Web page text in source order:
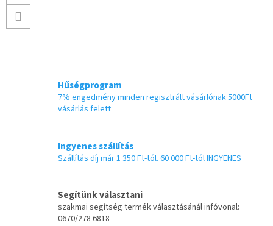
Hűségprogram
7% engedmény minden regisztrált vásárlónak 5000Ft
vásárlás felett
Ingyenes szállítás
Szállítás díj már 1 350 Ft-tól. 60 000 Ft-tól INGYENES
Segítünk választani
szakmai segítség termék választásánál infóvonal:
0670/278 6818